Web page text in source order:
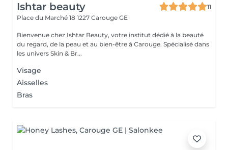
Ishtar beauty
11
Place du Marché 18 1227 Carouge GE
Bienvenue chez Ishtar Beauty, votre institut dédié à la beauté
du regard, de la peau et au bien-être à Carouge. Spécialisé dans
les univers Skin & Br...
Visage
Aisselles
Bras